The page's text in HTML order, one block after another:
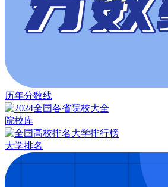
历年分数线
院校库
大学排名